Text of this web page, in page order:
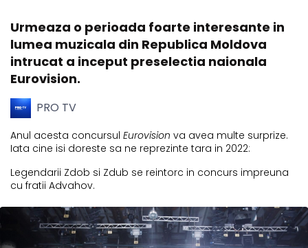
Urmeaza o perioada foarte interesante in
lumea muzicala din Republica Moldova
intrucat a inceput preselectia naionala
Eurovision.
PRO TV
Anul acesta concursul Eurovision va avea multe surprize.
Iata cine isi doreste sa ne reprezinte tara in 2022:
Legendarii Zdob si Zdub se reintorc in concurs impreuna
cu fratii Advahov.